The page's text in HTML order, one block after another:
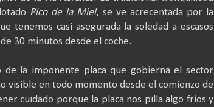
Pico de la Miel, se ve acrecentada por la
tenemos casi asegurada la soledad a escasos
30 minutos desde el coche.
la imponente placa que gobierna el sector
visible en todo momento desde el comienzo de
cuidado porque la placa nos pilla algo fríos y